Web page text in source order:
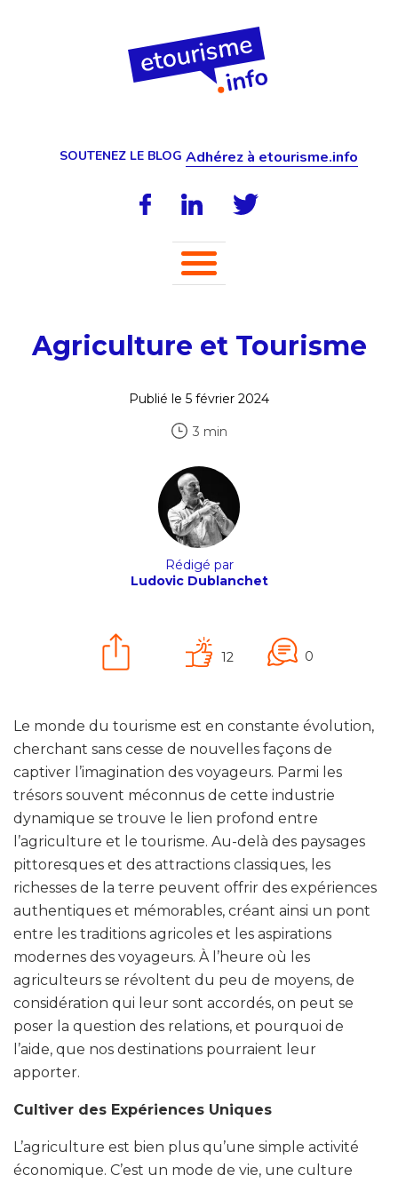
SOUTENEZ LE BLOG Adhérez à etourisme.info
Agriculture et Tourisme
Publié le 5 février 2024
3 min
Rédigé par
Ludovic Dublanchet
12 0
Le monde du tourisme est en constante évolution,
cherchant sans cesse de nouvelles façons de
captiver l’imagination des voyageurs. Parmi les
trésors souvent méconnus de cette industrie
dynamique se trouve le lien profond entre
l’agriculture et le tourisme. Au-delà des paysages
pittoresques et des attractions classiques, les
richesses de la terre peuvent offrir des expériences
authentiques et mémorables, créant ainsi un pont
entre les traditions agricoles et les aspirations
modernes des voyageurs. À l’heure où les
agriculteurs se révoltent du peu de moyens, de
considération qui leur sont accordés, on peut se
poser la question des relations, et pourquoi de
l’aide, que nos destinations pourraient leur
apporter.
Cultiver des Expériences Uniques
L’agriculture est bien plus qu’une simple activité
économique. C’est un mode de vie, une culture